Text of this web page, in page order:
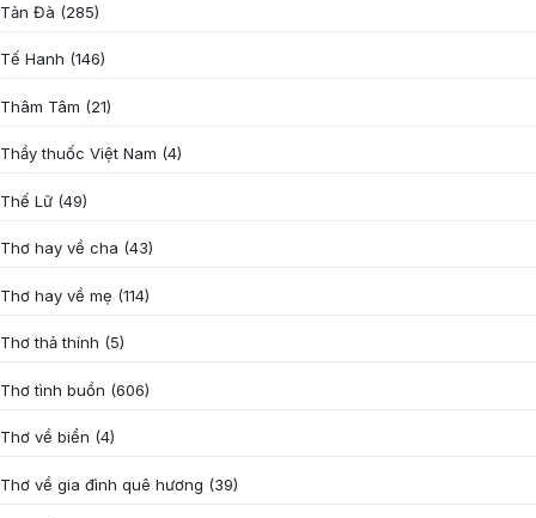
Tản Đà (285)
Tế Hanh (146)
Thâm Tâm (21)
Thầy thuốc Việt Nam (4)
Thế Lữ (49)
Thơ hay về cha (43)
Thơ hay về mẹ (114)
Thơ thả thính (5)
Thơ tình buồn (606)
Thơ về biển (4)
Thơ về gia đình quê hương (39)